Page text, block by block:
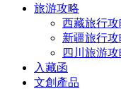
旅游攻略
西藏旅行攻
新疆旅行攻
四川旅游攻
入藏函
文創產品